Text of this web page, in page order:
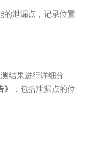
的泄漏点，记录位置
结果进行详细分
，包括泄漏点的位